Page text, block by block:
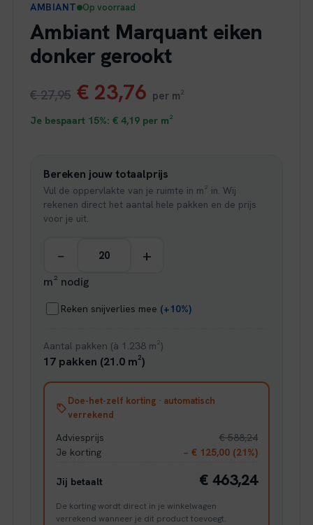
AMBIANT Op voorraad
Ambiant Marquant eiken
donker gerookt
€27,95 Oorspronkelijke
prijs
€ 27,95.
€ 23,76 Huidige
prijs
€ 23,76.
per m²
Je bespaart 15%: € 4,19 per m²
Bereken jouw totaalprijs
Vul de oppervlakte van je ruimte in m² in. Wij
rekenen direct het aantal hele pakken en de prijs
voor je uit.
− +
m² nodig
Reken snijverlies mee (+10%)
Aantal pakken (à 1.238 m²)
17 pakken (21.0 m²)
Doe-het-zelf korting · automatisch
verrekend
Adviesprijs
€ 588,24
Je korting
− € 125,00 (21%)
Jij betaalt € 463,24
De korting wordt direct in je winkelwagen
verrekend wanneer je dit product toevoegt.